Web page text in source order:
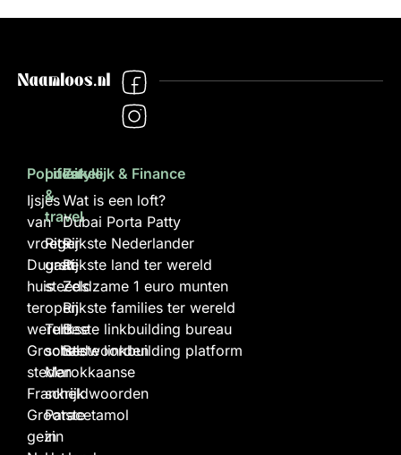
Populair
Ijsjes
van
vroeger
Duurste
huis
ter
wereld
Grootste
steden
Frankrijk
Grootste
gezin
Lifestyle
&
travel
Rits
gaat
steeds
open
Turkse
scheldwoorden
Marokkaanse
scheldwoorden
Paracetamol
in
Zakelijk & Finance
Wat is een loft?
Dubai Porta Patty
Rijkste Nederlander
Rijkste land ter wereld
Zeldzame 1 euro munten
Rijkste families ter wereld
Beste linkbuilding bureau
Beste linkbuilding platform